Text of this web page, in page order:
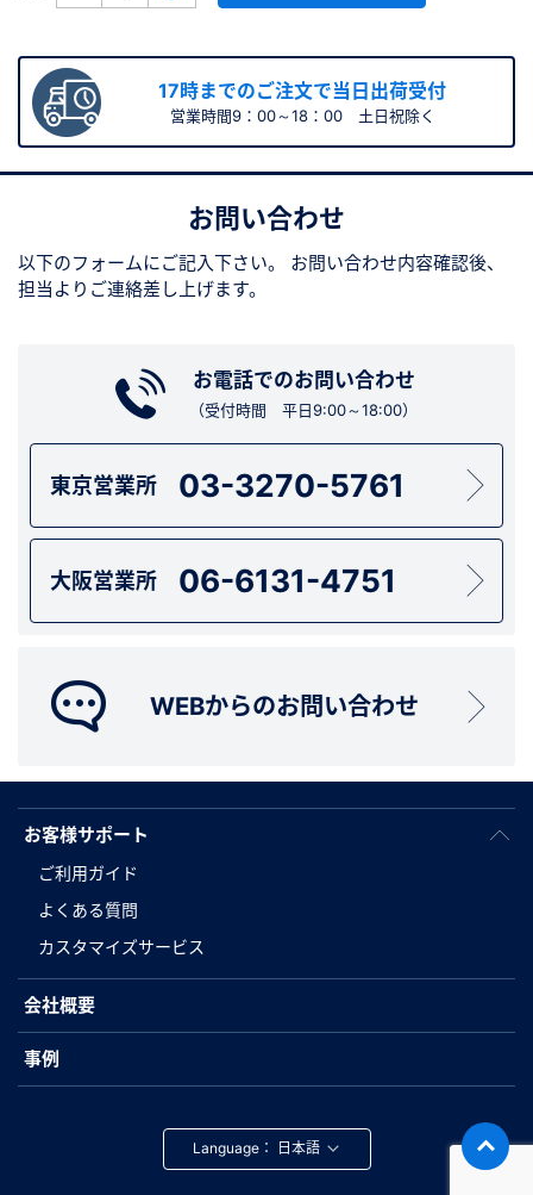
17時までのご注文で当日出荷受付
営業時間9：00～18：00 土日祝除く
お問い合わせ
以下のフォームにご記入下さい。
お問い合わせ内容確認後、
担当よりご連絡差し上げます。
お電話でのお問い合わせ
（受付時間 平日9:00～18:00）
東京営業所 03-3270-5761
大阪営業所 06-6131-4751
WEBからのお問い合わせ
お客様サポート
ご利用ガイド
よくある質問
カスタマイズサービス
会社概要
事例
Language：